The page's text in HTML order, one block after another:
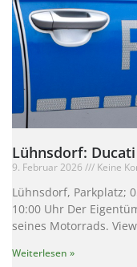
Lühnsdorf:
9. Februar 2026 Keine
Lühnsdorf, Parkplatz;
10:00 Uhr Der
seines Motorrads.
Weiterlesen »